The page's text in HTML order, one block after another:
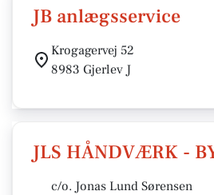
JB anlægsservice
Krogagervej 52
8983 Gjerlev J
JLS HÅNDVÆRK -
c/o. Jonas Lund Sørensen